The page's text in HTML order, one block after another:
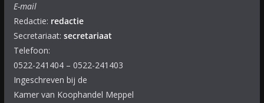
E-mail
Redactie: redactie
Secretariaat: secretariaat
Telefoon:
0522-241404 – 0522-241403
Ingeschreven bij de
Kamer van Koophandel Meppel